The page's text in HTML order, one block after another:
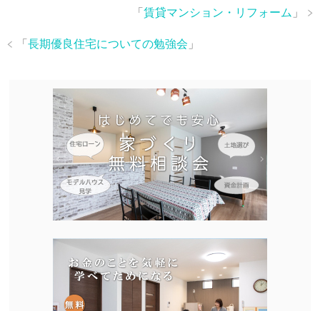
「 賃貸マンション・リフォーム 」
「 長期優良住宅についての勉強会 」